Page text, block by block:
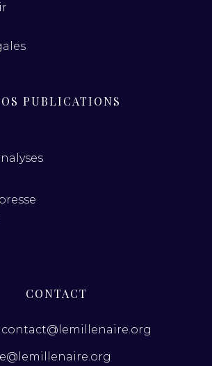
PUBLICATIONS
CONTACT